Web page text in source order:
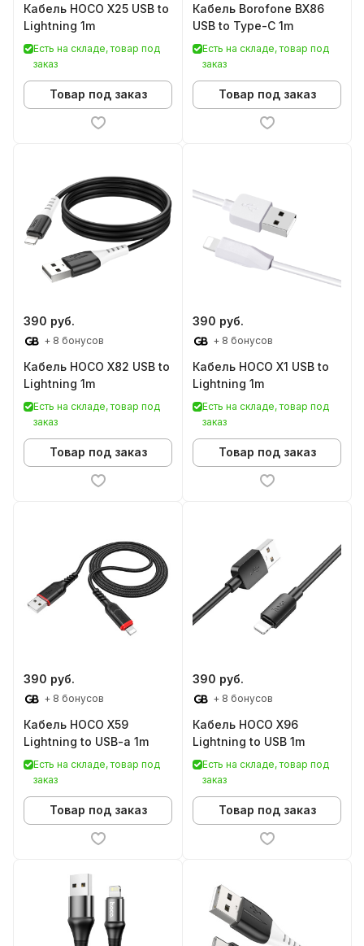
Кабель HOCO X25 USB to
Lightning 1m
Есть на складе, товар под
заказ
Товар под заказ
Кабель Borofone BX86
USB to Type-C 1m
Есть на складе, товар под
заказ
Товар под заказ
390 руб.
+ 8 бонусов
Кабель HOCO X82 USB to
Lightning 1m
Есть на складе, товар под
заказ
Товар под заказ
390 руб.
+ 8 бонусов
Кабель HOCO X1 USB to
Lightning 1m
Есть на складе, товар под
заказ
Товар под заказ
390 руб.
+ 8 бонусов
Кабель HOCO X59
Lightning to USB-a 1m
Есть на складе, товар под
заказ
Товар под заказ
390 руб.
+ 8 бонусов
Кабель HOCO X96
Lightning to USB 1m
Есть на складе, товар под
заказ
Товар под заказ